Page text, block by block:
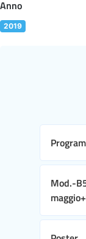
Anno
2019
Mod.-